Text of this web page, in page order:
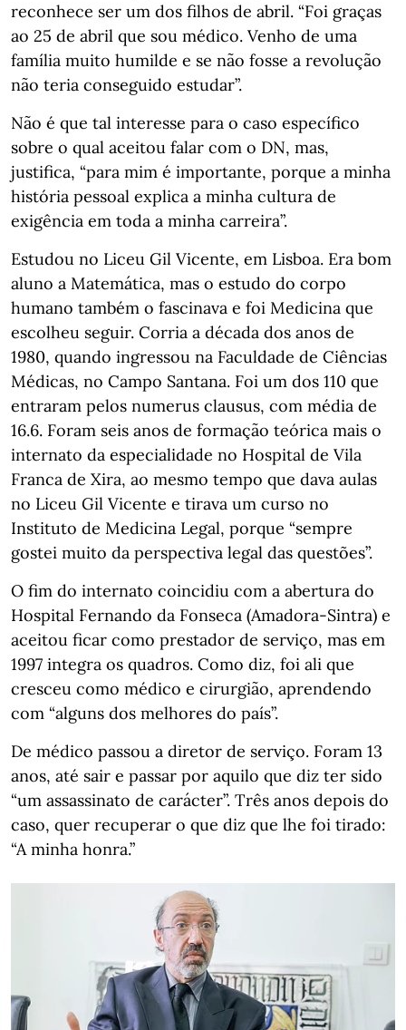
reconhece ser um dos filhos de abril. “Foi graças
ao 25 de abril que sou médico. Venho de uma
família muito humilde e se não fosse a revolução
não teria conseguido estudar”.
Não é que tal interesse para o caso específico
sobre o qual aceitou falar com o DN, mas,
justifica, “para mim é importante, porque a minha
história pessoal explica a minha cultura de
exigência em toda a minha carreira”.
Estudou no Liceu Gil Vicente, em Lisboa. Era bom
aluno a Matemática, mas o estudo do corpo
humano também o fascinava e foi Medicina que
escolheu seguir. Corria a década dos anos de
1980, quando ingressou na Faculdade de Ciências
Médicas, no Campo Santana. Foi um dos 110 que
entraram pelos numerus clausus, com média de
16.6. Foram seis anos de formação teórica mais o
internato da especialidade no Hospital de Vila
Franca de Xira, ao mesmo tempo que dava aulas
no Liceu Gil Vicente e tirava um curso no
Instituto de Medicina Legal, porque “sempre
gostei muito da perspectiva legal das questões”.
O fim do internato coincidiu com a abertura do
Hospital Fernando da Fonseca (Amadora-Sintra) e
aceitou ficar como prestador de serviço, mas em
1997 integra os quadros. Como diz, foi ali que
cresceu como médico e cirurgião, aprendendo
com “alguns dos melhores do país”.
De médico passou a diretor de serviço. Foram 13
anos, até sair e passar por aquilo que diz ter sido
“um assassinato de carácter”. Três anos depois do
caso, quer recuperar o que diz que lhe foi tirado:
“A minha honra.”